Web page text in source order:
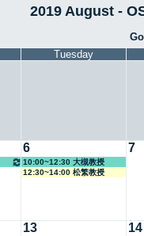
2019 August -
Tuesday
6
10:00~12:30 大槻教授
12:30~14:00 松繁教授
7
13 14